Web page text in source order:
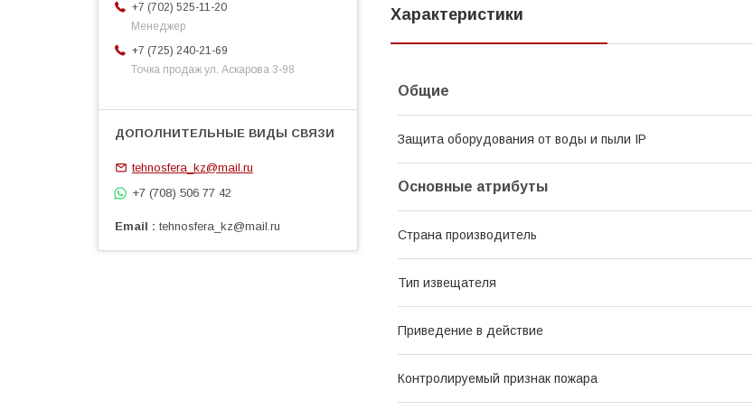
Характеристики
Общие
Защита оборудования от воды и пыли IP
Основные атрибуты
Страна производитель
Тип извещателя
Приведение в действие
Контролируемый признак пожара
+7 (702) 525-11-20
Менеджер
+7 (725) 240-21-69
Точка продаж ул. Аскарова 3-98
tehnosfera_kz@mail.ru
+7 (708) 506 77 42
Email tehnosfera_kz@mail.ru